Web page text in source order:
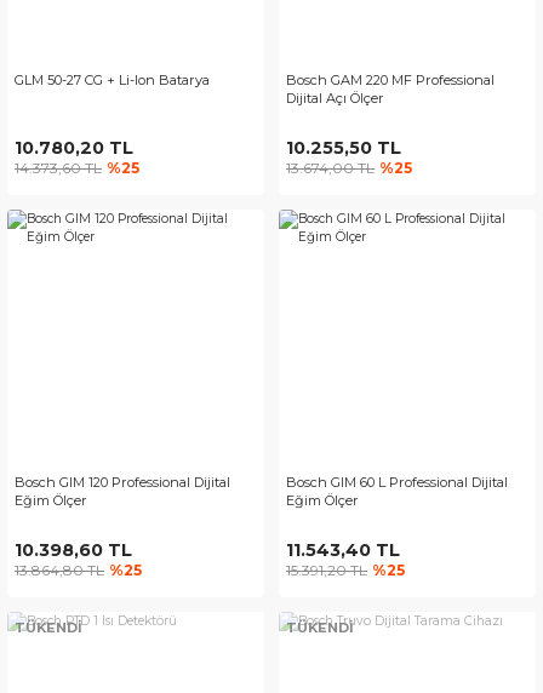
GLM 50-27 CG + Li-Ion Batarya
10.780,20 TL
14.373,60 TL %25
Bosch GAM 220 MF Professional
Dijital Açı Ölçer
10.255,50 TL
13.674,00 TL %25
Bosch GIM 120 Professional Dijital
Eğim Ölçer
10.398,60 TL
13.864,80 TL %25
Bosch GIM 60 L Professional Dijital
Eğim Ölçer
11.543,40 TL
15.391,20 TL %25
TÜKENDİ TÜKENDİ